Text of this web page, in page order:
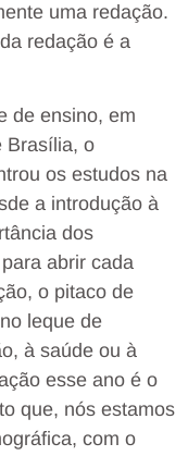
uma redação.
redação é a
de ensino, em
Brasília, o
os estudos na
a introdução à
dos
abrir cada
o pitaco de
leque de
à saúde ou à
esse ano é o
que, nós estamos
com o